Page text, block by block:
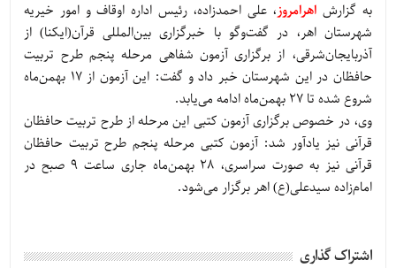
به گزارش اهرامروز، علی احمدزاده، رئیس اداره اوقاف و امور خیریه
شهرستان اهر، در گفت‌وگو با خبرگزاری بین‌المللی قرآن(ایکنا) از
آذربایجان‌شرقی، از برگزاری آزمون شفاهی مرحله پنجم طرح تربیت
حافظان در این شهرستان خبر داد و گفت: این آزمون از ۱۷ بهمن‌ماه
شروع شده تا ۲۷ بهمن‌ماه ادامه می‌یابد.
وی، در خصوص برگزاری آزمون کتبی این مرحله از طرح تربیت حافظان
قرآنی نیز یادآور شد: آزمون کتبی مرحله پنجم طرح تربیت حافظان
قرآنی نیز به صورت سراسری، ۲۸ بهمنماه جاری ساعت ۹ صبح در
امام‌زاده سیدعلی(ع) اهر برگزار می‌شود.
اشتراک گذاری